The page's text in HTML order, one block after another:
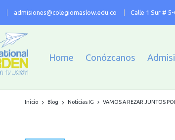
admisiones@colegiomaslow.edu.co Calle 1 Sur #
Home Conózcanos
Inicio Blog Noticias IG VAMOS A REZAR JUNTOS